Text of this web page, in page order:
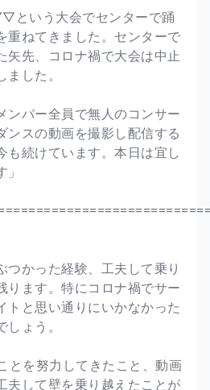
という大会でセンターで踊
重ねてきました。センターで
矢先、コロナ禍で大会は中止
した。
ンバー全員で無人のコンサー
ンスの動画を撮影し配信する
も続けています。本日は宜し
つかった経験、工夫して乗り
ります。特にコロナ禍でサー
トと思い通りにいかなかった
ょう。
とを努力してきたこと、動画
夫して壁を乗り越えたことが